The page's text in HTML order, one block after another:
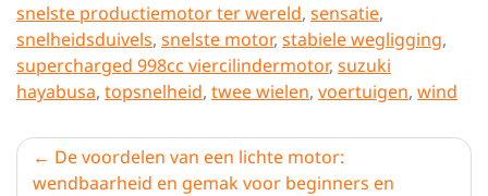
snelste productiemotor ter wereld, sensatie,
snelheidsduivels, snelste motor, stabiele wegligging,
supercharged 998cc viercilindermotor, suzuki
hayabusa, topsnelheid, twee wielen, voertuigen, wind
Berichtnavigatie
De voordelen van een lichte motor:
wendbaarheid en gemak voor beginners en